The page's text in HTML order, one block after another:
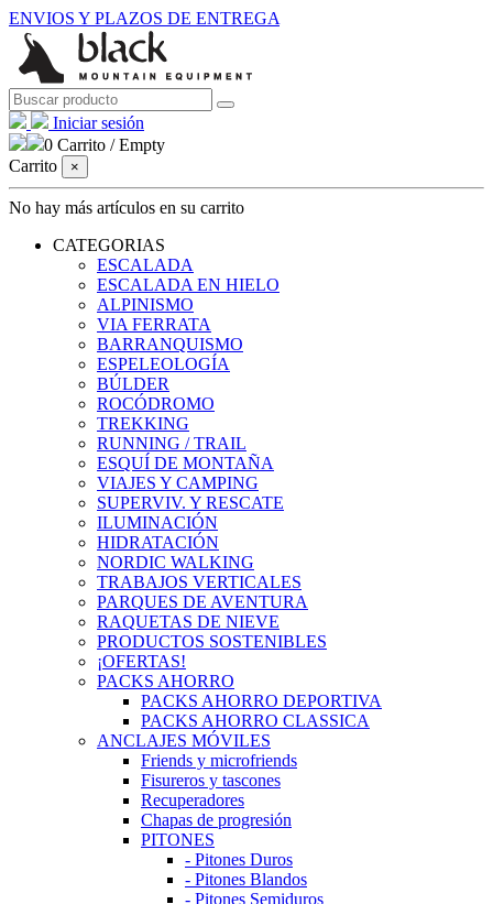
ENVIOS Y PLAZOS DE ENTREGA
Iniciar sesión
0 Carrito /Empty
Carrito
×
No hay más artículos en su carrito
CATEGORIAS
ESCALADA
ESCALADA EN HIELO
ALPINISMO
VIA FERRATA
BARRANQUISMO
ESPELEOLOGÍA
BÚLDER
ROCÓDROMO
TREKKING
RUNNING / TRAIL
ESQUÍ DE MONTAÑA
VIAJES Y CAMPING
SUPERVIV. Y RESCATE
ILUMINACIÓN
HIDRATACIÓN
NORDIC WALKING
TRABAJOS VERTICALES
PARQUES DE AVENTURA
RAQUETAS DE NIEVE
PRODUCTOS SOSTENIBLES
¡OFERTAS!
PACKS AHORRO
PACKS AHORRO DEPORTIVA
PACKS AHORRO CLASSICA
ANCLAJES MÓVILES
Friends y microfriends
Fisureros y tascones
Recuperadores
Chapas de progresión
PITONES
- Pitones Duros
- Pitones Blandos
- Pitones Semiduros